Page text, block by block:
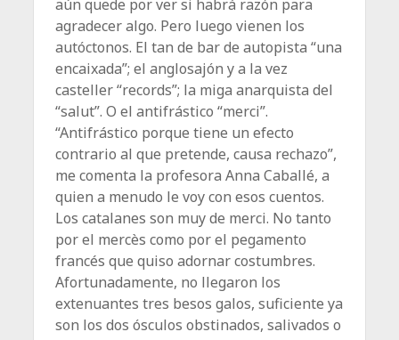
aún quede por ver si habrá razón para
agradecer algo. Pero luego vienen los
autóctonos. El tan de bar de autopista “una
encaixada”; el anglosajón y a la vez
casteller “records”; la miga anarquista del
“salut”. O el antifrástico “merci”.
“Antifrástico porque tiene un efecto
contrario al que pretende, causa rechazo”,
me comenta la profesora Anna Caballé, a
quien a menudo le voy con esos cuentos.
Los catalanes son muy de merci. No tanto
por el mercès como por el pegamento
francés que quiso adornar costumbres.
Afortunadamente, no llegaron los
extenuantes tres besos galos, suficiente ya
son los dos ósculos obstinados, salivados o